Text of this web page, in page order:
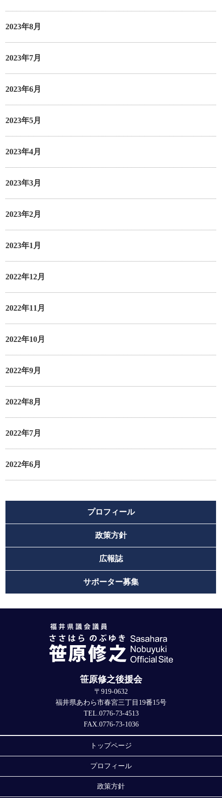
2023年8月
2023年7月
2023年6月
2023年5月
2023年4月
2023年3月
2023年2月
2023年1月
2022年12月
2022年11月
2022年10月
2022年9月
2022年8月
2022年7月
2022年6月
プロフィール
政策方針
広報誌
サポーター募集
笹原修之後援会
〒919-0632
福井県あわら市春宮三丁目19番15号
TEL.0776-73-4513
FAX.0776-73-1036
トップページ
プロフィール
政策方針